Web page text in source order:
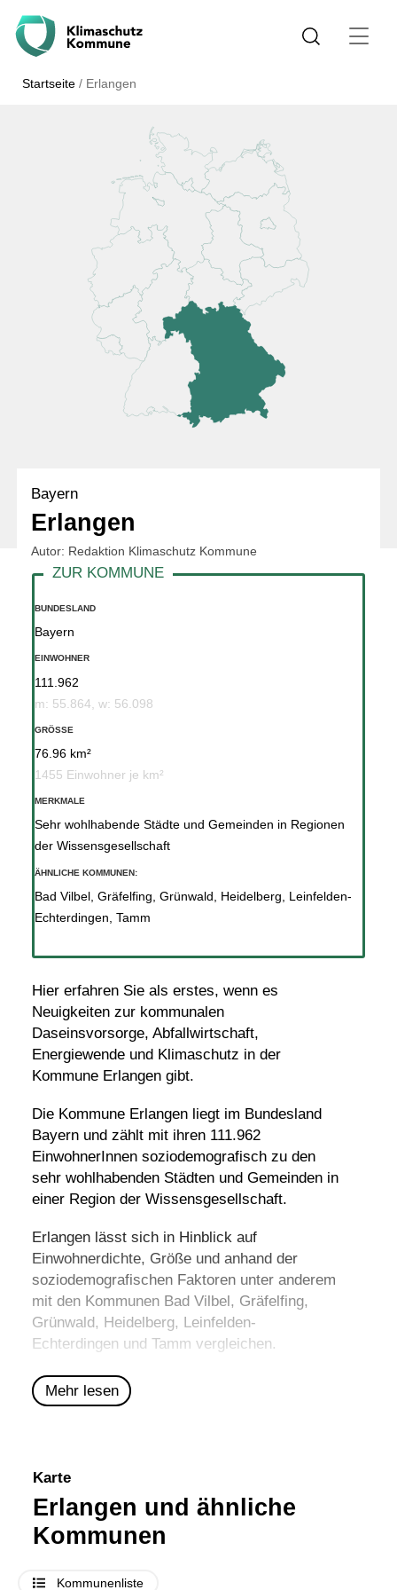
Startseite / Erlangen
Bayern
Erlangen
Autor: Redaktion Klimaschutz Kommune
Hier erfahren Sie als erstes, wenn es
Neuigkeiten zur kommunalen
Daseinsvorsorge, Abfallwirtschaft,
Energiewende und Klimaschutz in der
Kommune Erlangen gibt.
Die Kommune Erlangen liegt im Bundesland
Bayern und zählt mit ihren 111.962
EinwohnerInnen soziodemografisch zu den
sehr wohlhabenden Städten und Gemeinden in
einer Region der Wissensgesellschaft.
Erlangen lässt sich in Hinblick auf
Einwohnerdichte, Größe und anhand der
soziodemografischen Faktoren unter anderem
mit den Kommunen Bad Vilbel , Gräfelfing,
Grünwald, Heidelberg, Leinfelden-
Echterdingen und Tamm vergleichen.
Mehr lesen
BUNDESLAND
Bayern
EINWOHNER
111.962
m: 55.864, w: 56.098
GRÖSSE
76.96 km²
1455 Einwohner je km²
MERKMALE
Sehr wohlhabende Städte und Gemeinden in Regionen
der Wissensgesellschaft
ÄHNLICHE KOMMUNEN:
Bad Vilbel, Gräfelfing Grünwald Heidelberg
Leinfelden-
Echterdingen Tamm
Karte
Erlangen und ähnliche
Kommunen
Kommunenliste